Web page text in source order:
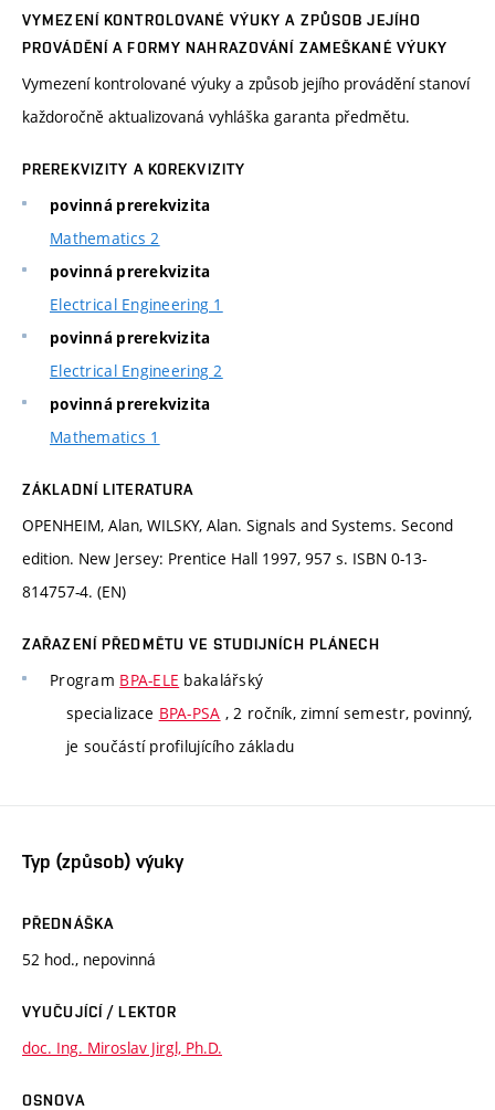
VYMEZENÍ KONTROLOVANÉ VÝUKY A ZPŮSOB JEJÍHO
PROVÁDĚNÍ A FORMY NAHRAZOVÁNÍ ZAMEŠKANÉ VÝUKY
Vymezení kontrolované výuky a způsob jejího provádění stanoví
každoročně aktualizovaná vyhláška garanta předmětu.
PREREKVIZITY A KOREKVIZITY
povinná prerekvizita
Mathematics 2
povinná prerekvizita
Electrical Engineering 1
povinná prerekvizita
Electrical Engineering 2
povinná prerekvizita
Mathematics 1
ZÁKLADNÍ LITERATURA
OPENHEIM, Alan, WILSKY, Alan. Signals and Systems. Second
edition. New Jersey: Prentice Hall 1997, 957 s. ISBN 0-13-
814757-4. (EN)
ZAŘAZENÍ PŘEDMĚTU VE STUDIJNÍCH PLÁNECH
Program BPA-ELE bakalářský
specializace BPA-PSA , 2 ročník, zimní semestr, povinný,
je součástí profilujícího základu
Typ (způsob) výuky
PŘEDNÁŠKA
52 hod., nepovinná
VYUČUJÍCÍ / LEKTOR
doc. Ing. Miroslav Jirgl, Ph.D.
OSNOVA